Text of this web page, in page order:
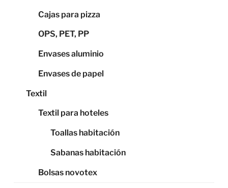
Cajas para pizza
OPS, PET, PP
Envases aluminio
Envases de papel
Textil
Textil para hoteles
Toallas habitación
Sabanas habitación
Bolsas novotex